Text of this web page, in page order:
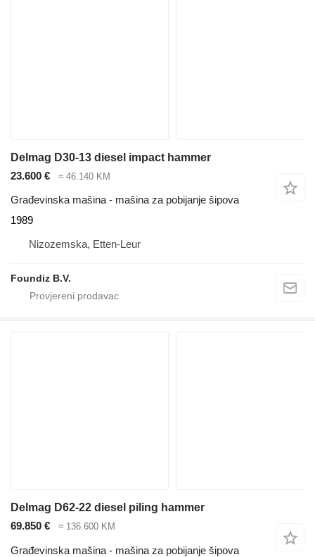
Delmag D30-13 diesel impact hammer
23.600 €
≈ 46.140 KM
Građevinska mašina - mašina za pobijanje šipova
1989
Nizozemska, Etten-Leur
Foundiz B.V.
Delmag D62-22 diesel piling hammer
69.850 €
≈ 136.600 KM
Građevinska mašina - mašina za pobijanje šipova